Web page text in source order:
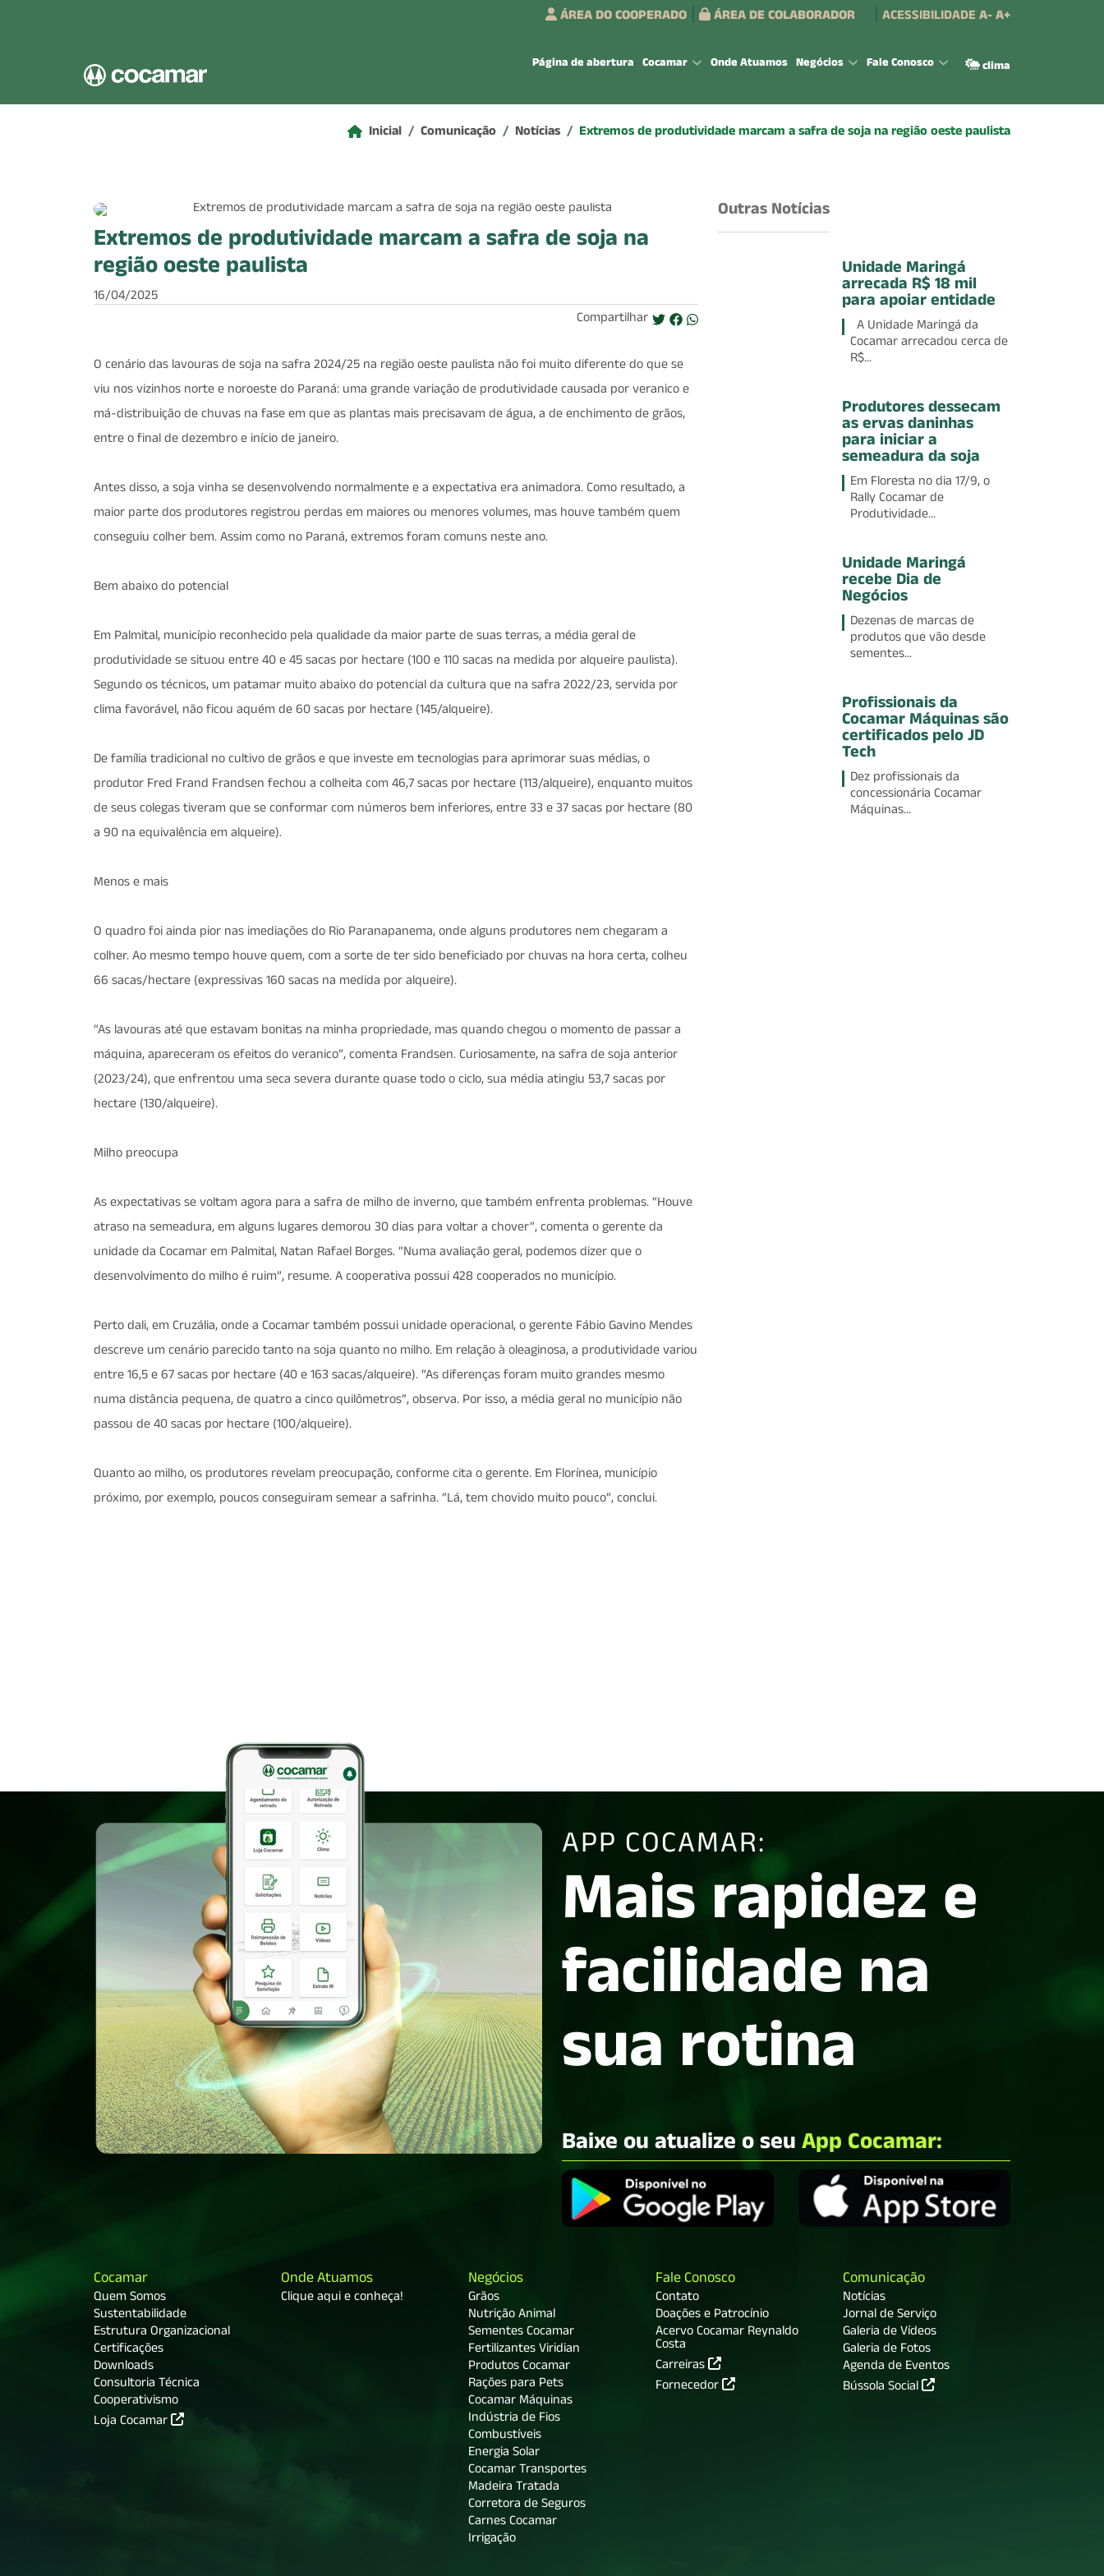
ÁREA DO COOPERADO
ÁREA DE COLABORADOR ACESSIBILIDADE A-A+
Página de abertura Cocamar Onde Atuamos Negócios Fale Conosco clima
Inicial Comunicação Notícias Extremos de produtividade marcam a safra de soja na região oeste paulista
Extremos de produtividade marcam a safra de soja na
região oeste paulista
16/04/2025
Compartilhar
O cenário das lavouras de soja na safra 2024/25 na região oeste paulista não foi muito diferente do que se
viu nos vizinhos norte e noroeste do Paraná: uma grande variação de produtividade causada por veranico e
má-distribuição de chuvas na fase em que as plantas mais precisavam de água, a de enchimento de grãos,
entre o final de dezembro e início de janeiro.
Antes disso, a soja vinha se desenvolvendo normalmente e a expectativa era animadora. Como resultado, a
maior parte dos produtores registrou perdas em maiores ou menores volumes, mas houve também quem
conseguiu colher bem. Assim como no Paraná, extremos foram comuns neste ano.
Bem abaixo do potencial
Em Palmital, município reconhecido pela qualidade da maior parte de suas terras, a média geral de
produtividade se situou entre 40 e 45 sacas por hectare (100 e 110 sacas na medida por alqueire paulista).
Segundo os técnicos, um patamar muito abaixo do potencial da cultura que na safra 2022/23, servida por
clima favorável, não ficou aquém de 60 sacas por hectare (145/alqueire).
De família tradicional no cultivo de grãos e que investe em tecnologias para aprimorar suas médias, o
produtor Fred Frand Frandsen fechou a colheita com 46,7 sacas por hectare (113/alqueire), enquanto muitos
de seus colegas tiveram que se conformar com números bem inferiores, entre 33 e 37 sacas por hectare (80
a 90 na equivalência em alqueire).
Menos e mais
O quadro foi ainda pior nas imediações do Rio Paranapanema, onde alguns produtores nem chegaram a
colher. Ao mesmo tempo houve quem, com a sorte de ter sido beneficiado por chuvas na hora certa, colheu
66 sacas/hectare (expressivas 160 sacas na medida por alqueire).
“As lavouras até que estavam bonitas na minha propriedade, mas quando chegou o momento de passar a
máquina, apareceram os efeitos do veranico”, comenta Frandsen. Curiosamente, na safra de soja anterior
(2023/24), que enfrentou uma seca severa durante quase todo o ciclo, sua média atingiu 53,7 sacas por
hectare (130/alqueire).
Milho preocupa
As expectativas se voltam agora para a safra de milho de inverno, que também enfrenta problemas. “Houve
atraso na semeadura, em alguns lugares demorou 30 dias para voltar a chover”, comenta o gerente da
unidade da Cocamar em Palmital, Natan Rafael Borges. “Numa avaliação geral, podemos dizer que o
desenvolvimento do milho é ruim”, resume. A cooperativa possui 428 cooperados no município.
Perto dali, em Cruzália, onde a Cocamar também possui unidade operacional, o gerente Fábio Gavino Mendes
descreve um cenário parecido tanto na soja quanto no milho. Em relação à oleaginosa, a produtividade variou
entre 16,5 e 67 sacas por hectare (40 e 163 sacas/alqueire). “As diferenças foram muito grandes mesmo
numa distância pequena, de quatro a cinco quilômetros”, observa. Por isso, a média geral no município não
passou de 40 sacas por hectare (100/alqueire).
Quanto ao milho, os produtores revelam preocupação, conforme cita o gerente. Em Florínea, município
próximo, por exemplo, poucos conseguiram semear a safrinha. “Lá, tem chovido muito pouco”, conclui.
Outras Notícias
Unidade Maringá
arrecada R$ 18 mil
para apoiar entidade
A Unidade Maringá da
Cocamar arrecadou cerca de
R$...
Produtores dessecam
as ervas daninhas
para iniciar a
semeadura da soja
Em Floresta no dia 17/9, o
Rally Cocamar de
Produtividade...
Unidade Maringá
recebe Dia de
Negócios
Dezenas de marcas de
produtos que vão desde
sementes...
Profissionais da
Cocamar Máquinas são
certificados pelo JD
Tech
Dez profissionais da
concessionária Cocamar
Máquinas...
APP COCAMAR:
Mais rapidez e
facilidade na
sua rotina
Baixe ou atualize o seuApp Cocamar:
Cocamar
Quem Somos
Sustentabilidade
Estrutura Organizacional
Certificações
Downloads
Consultoria Técnica
Cooperativismo
Loja Cocamar
Onde Atuamos
Clique aqui e conheça!
Negócios
Grãos
Nutrição Animal
Sementes Cocamar
Fertilizantes Viridian
Produtos Cocamar
Rações para Pets
Cocamar Máquinas
Indústria de Fios
Combustíveis
Energia Solar
Cocamar Transportes
Madeira Tratada
Corretora de Seguros
Carnes Cocamar
Irrigação
Fale Conosco
Contato
Doações e Patrocínio
Acervo Cocamar Reynaldo
Costa
Carreiras
Fornecedor
Comunicação
Notícias
Jornal de Serviço
Galeria de Vídeos
Galeria de Fotos
Agenda de Eventos
Bússola Social